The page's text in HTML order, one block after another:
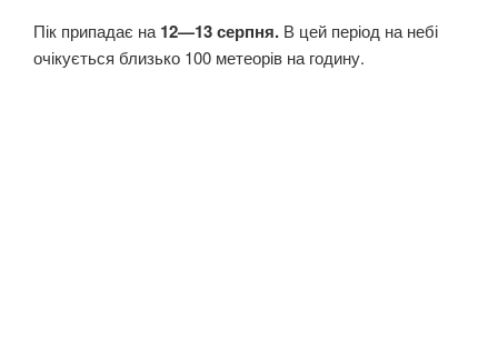
Пік припадає на 12—13 серпня. В цей період на небі
очікується близько 100 метеорів на годину.